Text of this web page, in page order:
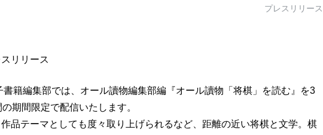
プレスリリース
リリース
籍編集部では、オール讀物編集部編『オール讀物「将棋」を読む』を3
期間限定で配信いたします。
品テーマとしても度々取り上げられるなど、距離の近い将棋と文学。棋